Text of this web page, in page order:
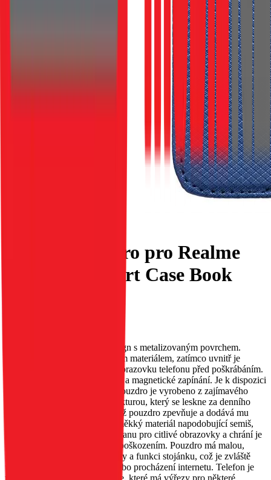
Flipové pouzdro pro Realme
NOTE 60 Smart Case Book
Toto pouzdro má původní design s metalizovaným povrchem.
Vnější strana je obšita třpytivým materiálem, zatímco uvnitř je
měkký materiál, který chrání obrazovku telefonu před poškrábáním.
Obsahuje kapsu na dokumenty a magnetické zapínání. Je k dispozici
v několika různých barvách. Pouzdro je vyrobeno z zajímavého
materiálu s metalizovanou strukturou, který se leskne za denního
světla. Okraje jsou zesíleny, což pouzdro zpevňuje a dodává mu
originalitu. Uvnitř je umístěn měkký materiál napodobující semiš,
který poskytuje vynikající ochranu pro citlivé obrazovky a chrání je
před poškrábáním a drobným poškozením. Pouzdro má malou,
praktickou kapsu na dokumenty a funkci stojánku, což je zvláště
užitečné při sledování filmů nebo procházení internetu. Telefon je
umístěn v silikonovém pouzdře, které má výřezy pro některé